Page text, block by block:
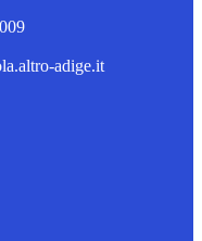
adige.it